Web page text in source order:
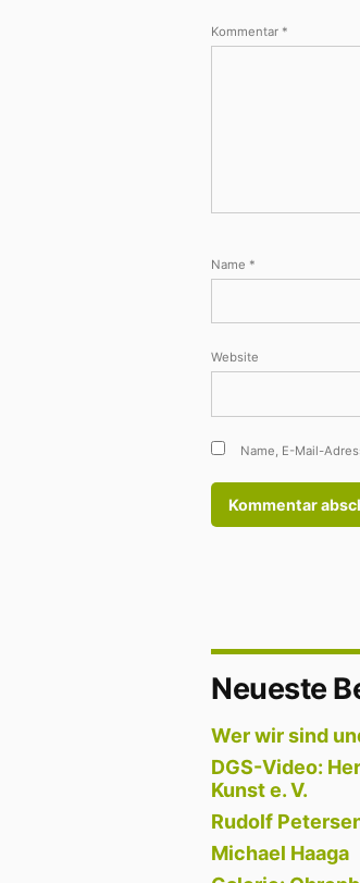
Kommentar *
Name *
Website
Name, E-Mail-
Neueste
Wer wir sind
DGS-Video:
Kunst e. V.
Rudolf
Michael Haaga